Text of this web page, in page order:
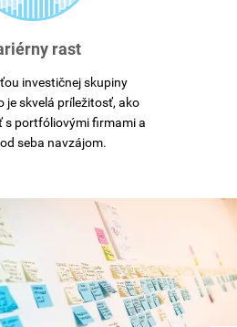
rast
investičnej skupiny
je skvelá príležitosť, ako
s portfóliovými firmami a
seba navzájom.